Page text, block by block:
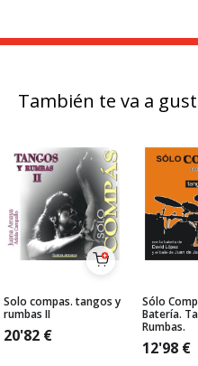
También te va a
Solo compas. tangos y
rumbas II
20'82 €
Sólo
Batería.
Rumbas.
12'98 €